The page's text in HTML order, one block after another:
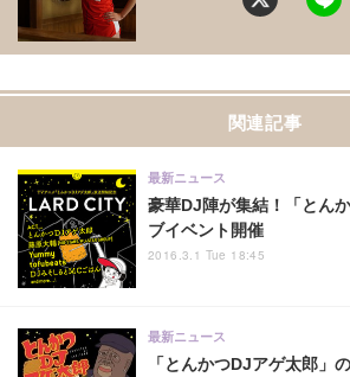
関連記事
豪華DJ陣が集結！「とん
ブイベント開催
最新ニュース
2016.3.1 Tue 18:45
「とんかつDJアゲ太郎」
最新ニュース